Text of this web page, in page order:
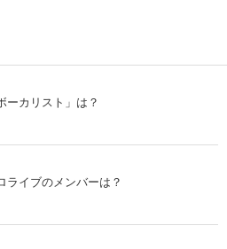
ーカリスト」は？
ライブのメンバーは？